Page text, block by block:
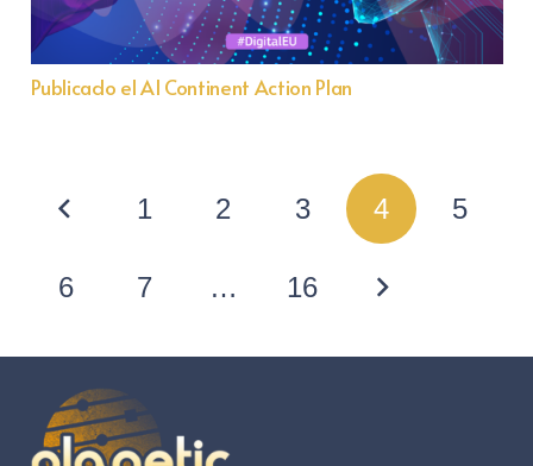
Publicado el AI Continent Action Plan
1 2 3 4 5
6 7 … 16